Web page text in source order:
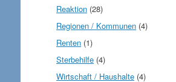
Reaktion (28)
Regionen / Kommunen (4)
Renten (1)
Sterbehilfe (4)
Wirtschaft / Haushalte (4)